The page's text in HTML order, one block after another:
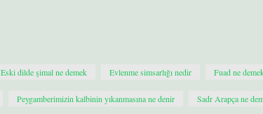
Eski dilde şimal ne demek Evlenme simsarlığı nedir Fuad ne
Peygamberimizin kalbinin yıkanmasına ne denir Sadr Arapça ne